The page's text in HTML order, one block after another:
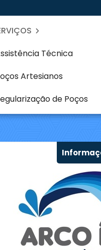
Técnica
Artesianos
de Poços
em
um Orçamento